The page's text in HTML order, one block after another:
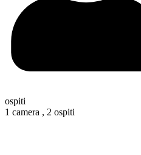
ospiti
1 camera , 2 ospiti